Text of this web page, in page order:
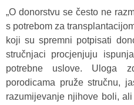
„O donorstvu se često ne
s potrebom za
koji su spremni potpisati
stručnjaci procjenjuju
potrebne uslove. Uloga
porodicama pruže stručnu,
razumijevanje njihove boli,